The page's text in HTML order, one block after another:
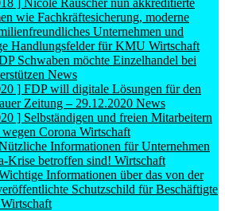
] Nicole Rauscher nun akkreditierte
wie Fachkräftesicherung, moderne
Unternehmen und
Handlungsfelder für KMU Wirtschaft
Schwaben möchte Einzelhandel bei
News
] FDP will digitale Lösungen für den
Zeitung – 29.12.2020 News
] Selbständigen und freien Mitarbeitern
Corona Wirtschaft
Informationen für Unternehmen
Krise betroffen sind! Wirtschaft
Informationen über das von der
Schutzschild für Beschäftigte
Wirtschaft